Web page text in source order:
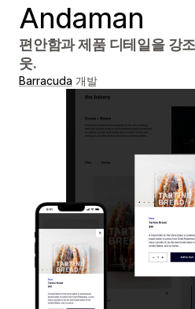
Andaman
편안함과 제품 디테일을 강
웃.
Barracuda 개발